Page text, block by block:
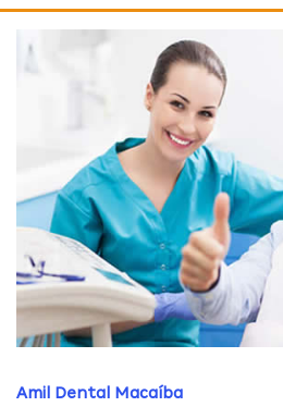
Amil Dental Macaíba